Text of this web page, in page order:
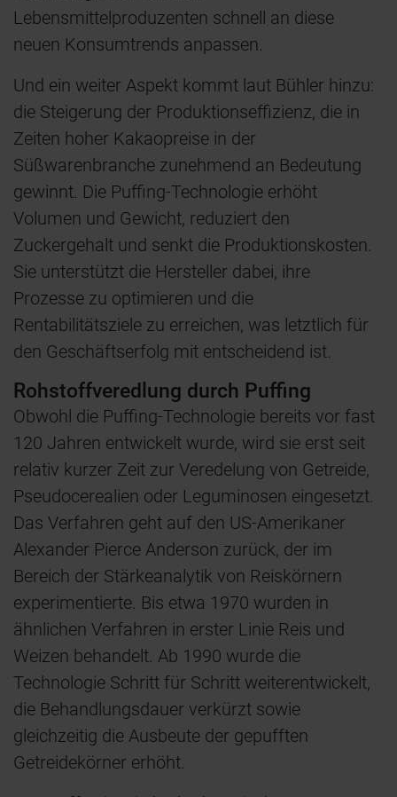
Lebensmittelproduzenten schnell an diese
neuen Konsumtrends anpassen.
Und ein weiter Aspekt kommt laut Bühler hinzu:
die Steigerung der Produktionseffizienz, die in
Zeiten hoher Kakaopreise in der
Süßwarenbranche zunehmend an Bedeutung
gewinnt. Die Puffing-Technologie erhöht
Volumen und Gewicht, reduziert den
Zuckergehalt und senkt die Produktionskosten.
Sie unterstützt die Hersteller dabei, ihre
Prozesse zu optimieren und die
Rentabilitätsziele zu erreichen, was letztlich für
den Geschäftserfolg mit entscheidend ist.
Rohstoffveredlung durch Puffing
Obwohl die Puffing-Technologie bereits vor fast
120 Jahren entwickelt wurde, wird sie erst seit
relativ kurzer Zeit zur Veredelung von Getreide,
Pseudocerealien oder Leguminosen eingesetzt.
Das Verfahren geht auf den US-Amerikaner
Alexander Pierce Anderson zurück, der im
Bereich der Stärkeanalytik von Reiskörnern
experimentierte. Bis etwa 1970 wurden in
ähnlichen Verfahren in erster Linie Reis und
Weizen behandelt. Ab 1990 wurde die
Technologie Schritt für Schritt weiterentwickelt,
die Behandlungsdauer verkürzt sowie
gleichzeitig die Ausbeute der gepufften
Getreidekörner erhöht.